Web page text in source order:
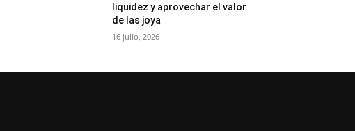
liquidez y aprovechar el valor
de las joya
16 julio, 2026